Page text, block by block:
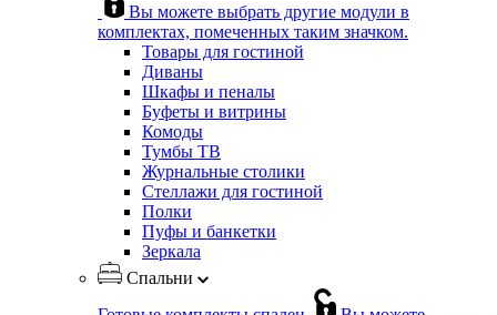
Вы можете выбрать другие модули в
комплектах, помеченных таким значком.
Товары для гостиной
Диваны
Шкафы и пеналы
Буфеты и витрины
Комоды
Тумбы ТВ
Журнальные столики
Стеллажи для гостиной
Полки
Пуфы и банкетки
Зеркала
Спальни